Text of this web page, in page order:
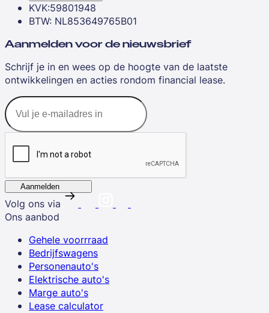
KVK:59801948
BTW: NL853649765B01
Aanmelden voor de nieuwsbrief
Schrijf je in en wees op de hoogte van de laatste
ontwikkelingen en acties rondom financial lease.
Aanmelden
Volg ons via
Ons aanbod
Gehele voorrraad
Bedrijfswagens
Personenauto's
Elektrische auto's
Marge auto's
Lease calculator